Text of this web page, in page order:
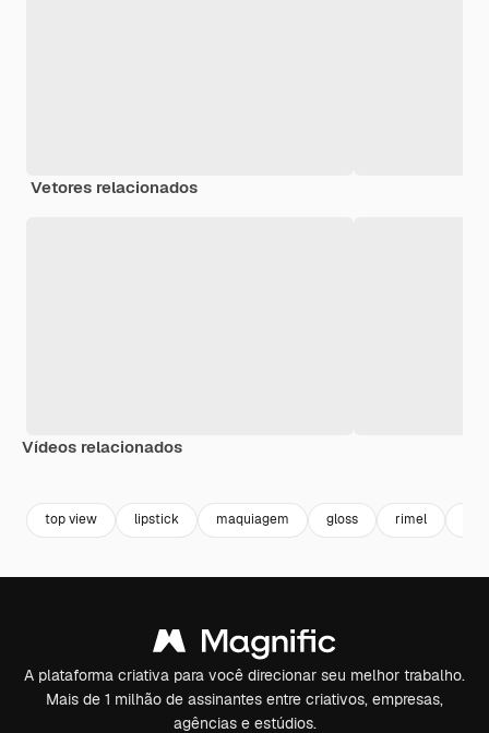
Vetores relacionados
Vídeos relacionados
top view lipstick maquiagem gloss rimel
A plataforma criativa para você direcionar seu melhor trabalho.
Mais de 1 milhão de assinantes entre criativos, empresas,
agências e estúdios.